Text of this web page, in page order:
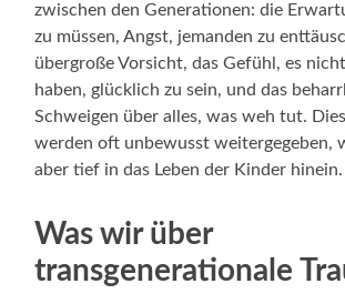
zwischen den Generationen: die
zu müssen, Angst, jemanden zu
übergroße Vorsicht, das Gefühl, es
haben, glücklich zu sein, und das
Schweigen über alles, was weh tut.
werden oft unbewusst weitergegeben,
aber tief in das Leben der Kinder hinein.
Was wir über
transgenerationale